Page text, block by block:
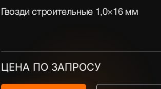
Гвозди строительные 1,0×16 мм
ЦЕНА ПО ЗАПРОСУ